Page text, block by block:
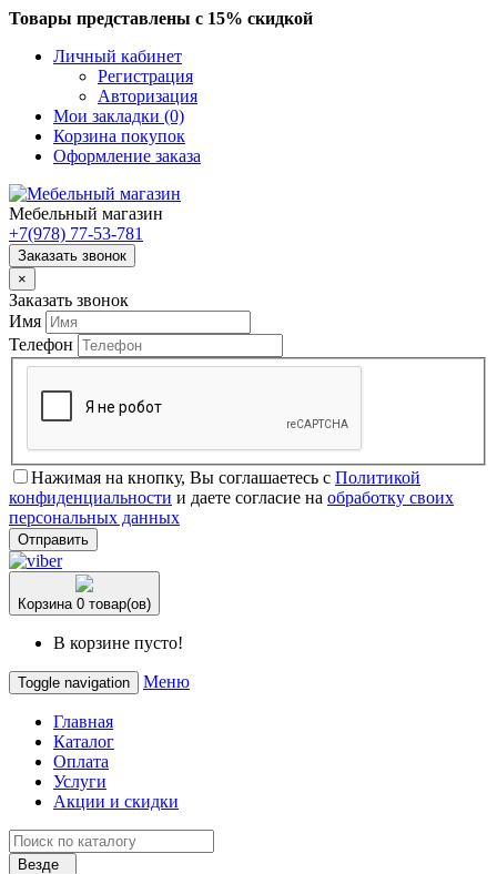
Товары представлены с 15% скидкой
Личный кабинет
Регистрация
Авторизация
Мои закладки (0)
Корзина покупок
Оформление заказа
Мебельный магазин
+7(978) 77-53-781
Заказать звонок
×
Заказать звонок
Имя
Телефон
Нажимая на кнопку, Вы соглашаетесь с Политикой
конфиденциальности и даете согласие на обработку своих
персональных данных
Отправить
Корзина 0 товар(ов)
В корзине пусто!
Toggle navigation Меню
Главная
Каталог
Оплата
Услуги
Акции и скидки
Везде